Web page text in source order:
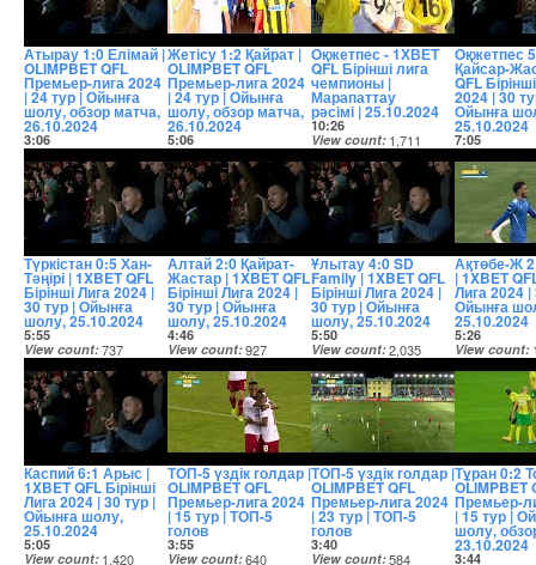
Атырау 1:0 Елімай |
OLIMPBET QFL
Премьер-лига 2024
| 24 тур | Ойынға
шолу, обзор матча,
26.10.2024
3:06
View count 6,401
Date posted
2 years ago
Жетісу 1:2 Қайрат |
OLIMPBET QFL
Премьер-лига 2024
| 24 тур | Ойынға
шолу, обзор матча,
26.10.2024
5:06
View count 10,726
Date posted
2 years ago
Оқжетпес - 1ХВЕТ
QFL Бірінші лига
чемпионы |
Марапаттау
рәсімі | 25.10.2024
10:26
View count 1,711
Date posted
2 years ago
Оқжетпес
Қайсар-
QFL
2024 | 30
Ойынға
25.10.2024
7:05
View count
Date posted
2 years ago
Түркістан 0:5 Хан-
Тәңірі | 1XBET QFL
Бірінші Лига 2024 |
30 тур | Ойынға
шолу, 25.10.2024
5:55
View count 737
Date posted
2 years ago
Алтай 2:0 Қайрат-
Жастар | 1XBET QFL
Бірінші Лига 2024 |
30 тур | Ойынға
шолу, 25.10.2024
4:46
View count 927
Date posted
2 years ago
Ұлытау 4:0 SD
Family | 1XBET QFL
Бірінші Лига 2024 |
30 тур | Ойынға
шолу, 25.10.2024
5:50
View count 2,035
Date posted
2 years ago
Ақтөбе-Ж
| 1XBET
Лига 2024 |
Ойынға
25.10.2024
5:26
View count
Date posted
2 years ago
Каспий 6:1 Арыс |
1XBET QFL Бірінші
Лига 2024 | 30 тур |
Ойынға шолу,
25.10.2024
5:05
View count 1,420
ТОП-5 үздік голдар |
OLIMPBET QFL
Премьер-лига 2024
| 15 тур | ТОП-5
голов
3:55
View count 640
ТОП-5 үздік голдар |
OLIMPBET QFL
Премьер-лига 2024
| 23 тур | ТОП-5
голов
3:40
View count 584
Тұран 0:2
OLIMPBET
Премьер-
| 15 тур |
шолу,
23.10.2024
3:44